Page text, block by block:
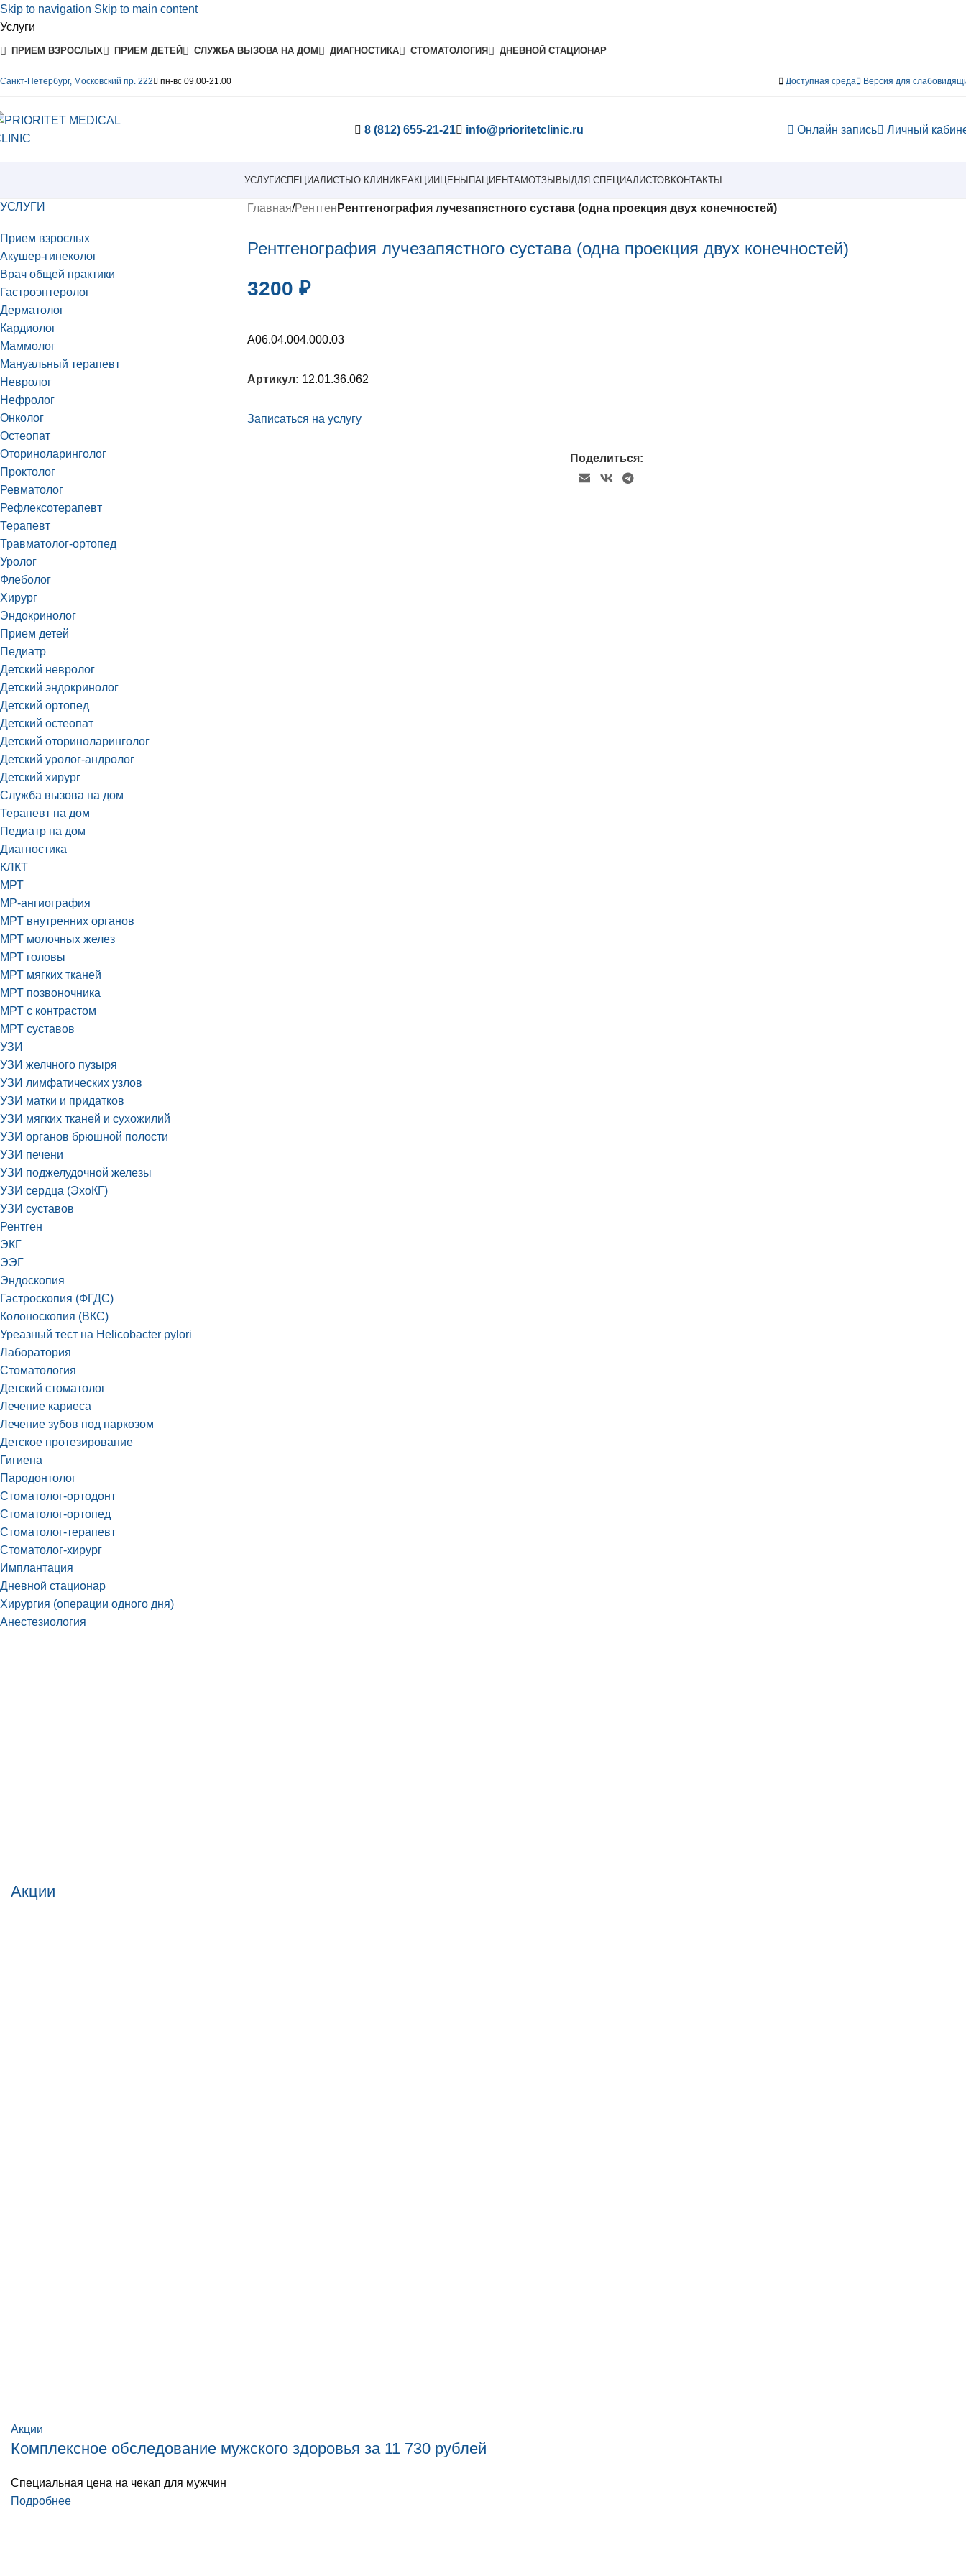
Skip to navigation Skip to main content
Услуги
ПРИЕМ ВЗРОСЛЫХ ПРИЕМ ДЕТЕЙ СЛУЖБА ВЫЗОВА НА ДОМ ДИАГНОСТИКА СТОМАТОЛОГИЯ ДНЕВНОЙ СТАЦИОНАР
Санкт-Петербург, Московский пр. 222 пн-вс 09.00-21.00 Доступная среда Версия для
8 (812) 655-21-21 info@prioritetclinic.ru Онлайн запись Личный
УСЛУГИСПЕЦИАЛИСТЫ О КЛИНИКЕАКЦИИ ЦЕНЫ ПАЦИЕНТАМОТЗЫВЫ ДЛЯ СПЕЦИАЛИСТОВ КОНТАКТЫ
УСЛУГИ
Прием взрослых
Акушер-гинеколог
Врач общей практики
Гастроэнтеролог
Дерматолог
Кардиолог
Маммолог
Мануальный терапевт
Невролог
Нефролог
Онколог
Остеопат
Оториноларинголог
Проктолог
Ревматолог
Рефлексотерапевт
Терапевт
Травматолог-ортопед
Уролог
Флеболог
Хирург
Эндокринолог
Прием детей
Педиатр
Детский невролог
Детский эндокринолог
Детский ортопед
Детский остеопат
Детский оториноларинголог
Детский уролог-андролог
Детский хирург
Служба вызова на дом
Терапевт на дом
Педиатр на дом
Диагностика
КЛКТ
МРТ
МР-ангиография
МРТ внутренних органов
МРТ молочных желез
МРТ головы
МРТ мягких тканей
МРТ позвоночника
МРТ с контрастом
МРТ суставов
УЗИ
УЗИ желчного пузыря
УЗИ лимфатических узлов
УЗИ матки и придатков
УЗИ мягких тканей и сухожилий
УЗИ органов брюшной полости
УЗИ печени
УЗИ поджелудочной железы
УЗИ сердца (ЭхоКГ)
УЗИ суставов
Рентген
ЭКГ
ЭЭГ
Эндоскопия
Гастроскопия (ФГДС)
Колоноскопия (ВКС)
Уреазный тест на Helicobacter pylori
Лаборатория
Стоматология
Детский стоматолог
Лечение кариеса
Лечение зубов под наркозом
Детское протезирование
Гигиена
Пародонтолог
Стоматолог-ортодонт
Стоматолог-ортопед
Стоматолог-терапевт
Стоматолог-хирург
Имплантация
Дневной стационар
Хирургия (операции одного дня)
Анестезиология
Главная/Рентген Рентгенография лучезапястного сустава (одна проекция двух конечностей)
Рентгенография лучезапястного сустава (одна проекция двух конечностей)
3200 ₽
А06.04.004.000.03
Артикул: 12.01.36.062
Записаться на услугу
Поделиться:
Акции
Акции
Комплексное обследование мужского здоровья за 11 730 рублей
Специальная цена на чекап для мужчин
Подробнее